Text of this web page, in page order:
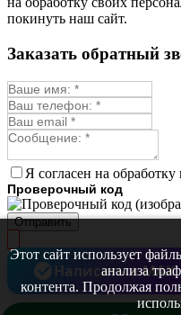
Огуречная трава
Пустырник
Репешок
Синюха
Смесь
Стевия
Тимьян
Фенхель
Цикорий
Череда
Чернокорень
Шалфей
Семена ягод
покинуть наш сайт.
Этот сайт использует
анализа
контента. Продолжая
Заказать обратный
Я согласен на
Проверочный код
Отправить
Написать в MAX